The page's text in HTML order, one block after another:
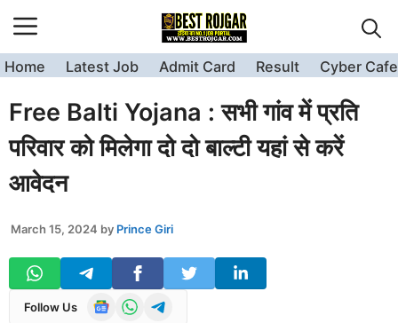
to
content
Home Latest Job Admit Card Result Cyber Cafe
Free Balti Yojana : सभी गांव में प्रति
परिवार को मिलेगा दो दो बाल्टी यहां से करें
आवेदन
March 15, 2024 by Prince Giri
Follow Us